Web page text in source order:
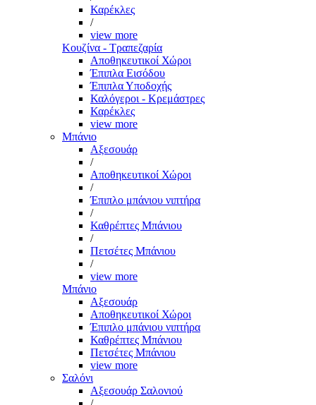
Καρέκλες
/
view more
Κουζίνα - Τραπεζαρία
Αποθηκευτικοί Χώροι
Έπιπλα Εισόδου
Έπιπλα Υποδοχής
Καλόγεροι - Κρεμάστρες
Καρέκλες
view more
Μπάνιο
Αξεσουάρ
/
Αποθηκευτικοί Χώροι
/
Έπιπλο μπάνιου νιπτήρα
/
Καθρέπτες Μπάνιου
/
Πετσέτες Μπάνιου
/
view more
Μπάνιο
Αξεσουάρ
Αποθηκευτικοί Χώροι
Έπιπλο μπάνιου νιπτήρα
Καθρέπτες Μπάνιου
Πετσέτες Μπάνιου
view more
Σαλόνι
Αξεσουάρ Σαλονιού